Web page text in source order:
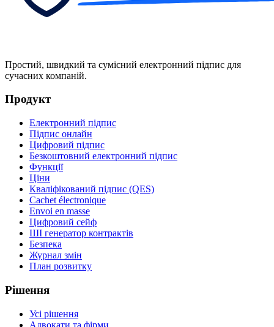
Простий, швидкий та сумісний електронний підпис для
сучасних компаній.
Продукт
Електронний підпис
Підпис онлайн
Цифровий підпис
Безкоштовний електронний підпис
Функції
Ціни
Кваліфікований підпис (QES)
Cachet électronique
Envoi en masse
Цифровий сейф
ШІ генератор контрактів
Безпека
Журнал змін
План розвитку
Рішення
Усі рішення
Адвокати та фірми